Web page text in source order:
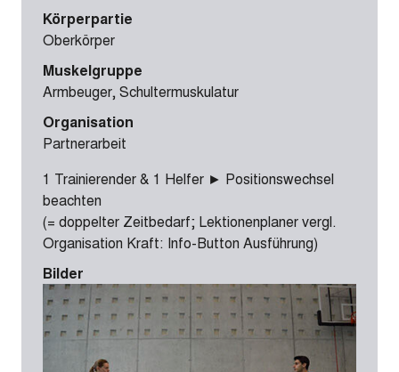
Körperpartie
Oberkörper
Muskelgruppe
Armbeuger, Schultermuskulatur
Organisation
Partnerarbeit
1 Trainierender & 1 Helfer ► Positionswechsel
beachten
(= doppelter Zeitbedarf; Lektionenplaner vergl.
Organisation Kraft: Info-Button Ausführung)
Bilder